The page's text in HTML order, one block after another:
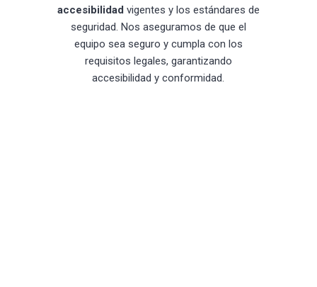
accesibilidad vigentes y los estándares de
seguridad. Nos aseguramos de que el
equipo sea seguro y cumpla con los
requisitos legales, garantizando
accesibilidad y conformidad.